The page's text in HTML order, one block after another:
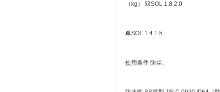
（kg） 双SOL 1.8 2.0
单SOL 1.4 1.5
使用条件 防尘、